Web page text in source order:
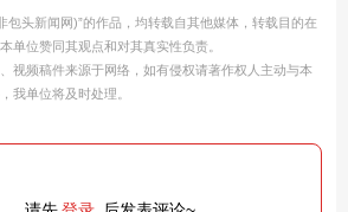
包头新闻网)”的作品，均转载自其他媒体，转载目的在
单位赞同其观点和对其真实性负责。
视频稿件来源于网络，如有侵权请著作权人主动与本
我单位将及时处理。